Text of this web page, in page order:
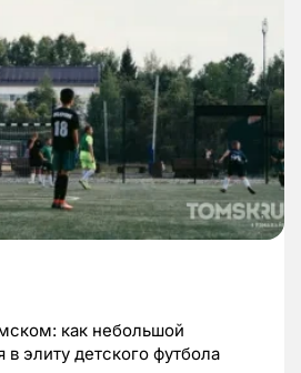
как небольшой
элиту детского футбола